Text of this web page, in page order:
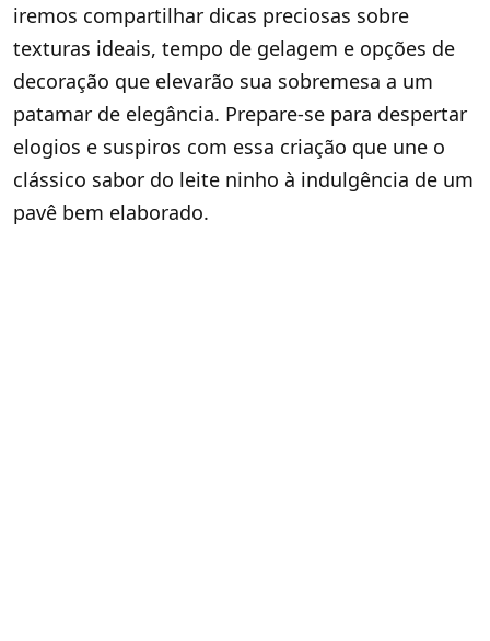
iremos compartilhar dicas preciosas sobre
texturas ideais, tempo de gelagem e opções de
decoração que elevarão sua sobremesa a um
patamar de elegância. Prepare-se para despertar
elogios e suspiros com essa criação que une o
clássico sabor do leite ninho à indulgência de um
pavê bem elaborado.